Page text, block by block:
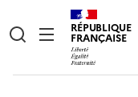
RÉPUBLIQUE
FRANÇAISE